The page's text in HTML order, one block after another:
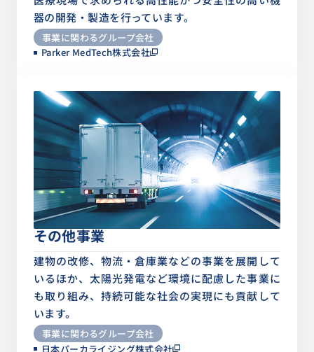
器の開発・製造を行っています。
事業に関わるグループ会社
Parker MedTech株式会社
その他事業
建物の改修、物流・倉庫業などの事業を展開して
いるほか、太陽光発電など環境に配慮した事業に
も取り組み、持続可能な社会の実現にも貢献して
います。
事業に関わるグループ会社
日本パーカライジング株式会社